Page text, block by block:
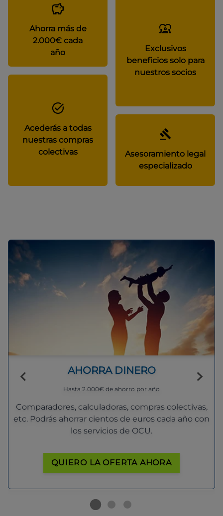
Ahorra más de
2.000€ cada
año
Exclusivos
beneficios solo para
nuestros socios
Acederás a todas
nuestras compras
colectivas
Asesoramiento legal
especializado
AHORRA DINERO
Hasta 2.000€ de ahorro por año
Comparadores, calculadoras, compras colectivas,
etc. Podrás ahorrar cientos de euros cada año con
los servicios de OCU.
QUIERO LA OFERTA AHORA